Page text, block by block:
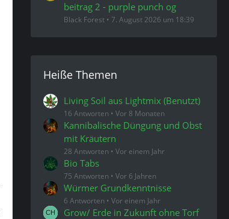
beitrag 2 - purple punch og
Black Forest 7. August 2026 um 18:39
Heiße Themen
Living Soil aus Lightmix (Benutzt)
16 Antworten Vor 8 Monaten
Kannibalische Düngung und Obst
mit Kräutern
28 Antworten Vor einem Jahr
Bio Tabs
75 Antworten Vor 6 Jahren
Würmer Grundkenntnisse
6 Antworten Vor einem Jahr
Grow/ Erde in Zukunft ohne Torf